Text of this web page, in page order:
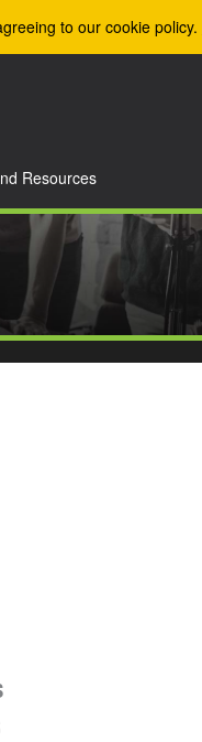
to our cookie policy.
Resources